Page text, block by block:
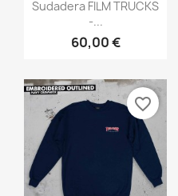
Sudadera FILM TRUCKS
-...
60,00 €
favorite_border